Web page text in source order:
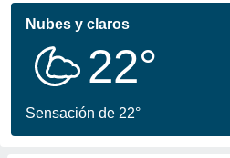
ha sido
calidad.
a este
las
Nubes y claros
22°
Sensación de 22°